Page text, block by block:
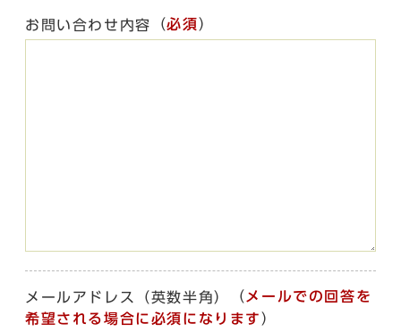
お問い合わせ内容 （必須）
メールアドレス（英数半角） （ メールでの回答を
希望される場合に必須になります ）